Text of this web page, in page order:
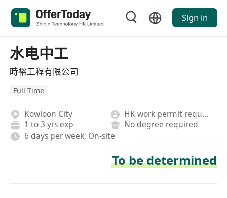
Sign in
水电中工
時裕工程有限公司
Full Time
Kowloon City
HK work permit required
1 to 3 yrs exp
No degree required
6 days per week, On-site
To be determined